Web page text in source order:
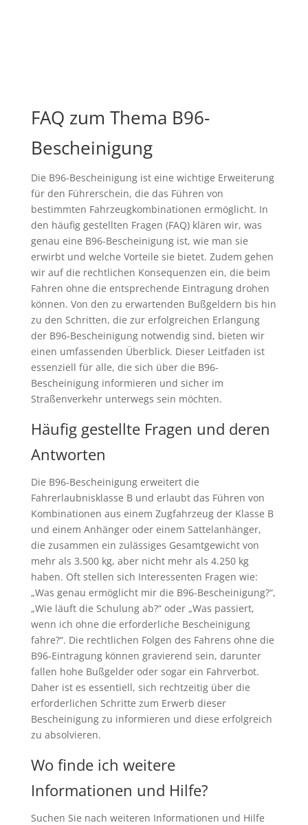
FAQ zum Thema B96-
Bescheinigung
Die B96-Bescheinigung ist eine wichtige Erweiterung
für den Führerschein, die das Führen von
bestimmten Fahrzeugkombinationen ermöglicht. In
den häufig gestellten Fragen (FAQ) klären wir, was
genau eine B96-Bescheinigung ist, wie man sie
erwirbt und welche Vorteile sie bietet. Zudem gehen
wir auf die rechtlichen Konsequenzen ein, die beim
Fahren ohne die entsprechende Eintragung drohen
können. Von den zu erwartenden Bußgeldern bis hin
zu den Schritten, die zur erfolgreichen Erlangung
der B96-Bescheinigung notwendig sind, bieten wir
einen umfassenden Überblick. Dieser Leitfaden ist
essenziell für alle, die sich über die B96-
Bescheinigung informieren und sicher im
Straßenverkehr unterwegs sein möchten.
Häufig gestellte Fragen und deren
Antworten
Die B96-Bescheinigung erweitert die
Fahrerlaubnisklasse B und erlaubt das Führen von
Kombinationen aus einem Zugfahrzeug der Klasse B
und einem Anhänger oder einem Sattelanhänger,
die zusammen ein zulässiges Gesamtgewicht von
mehr als 3.500 kg, aber nicht mehr als 4.250 kg
haben. Oft stellen sich Interessenten Fragen wie:
„Was genau ermöglicht mir die B96-Bescheinigung?“,
„Wie läuft die Schulung ab?“ oder „Was passiert,
wenn ich ohne die erforderliche Bescheinigung
fahre?“. Die rechtlichen Folgen des Fahrens ohne die
B96-Eintragung können gravierend sein, darunter
fallen hohe Bußgelder oder sogar ein Fahrverbot.
Daher ist es essentiell, sich rechtzeitig über die
erforderlichen Schritte zum Erwerb dieser
Bescheinigung zu informieren und diese erfolgreich
zu absolvieren.
Wo finde ich weitere
Informationen und Hilfe?
Suchen Sie nach weiteren Informationen und Hilfe